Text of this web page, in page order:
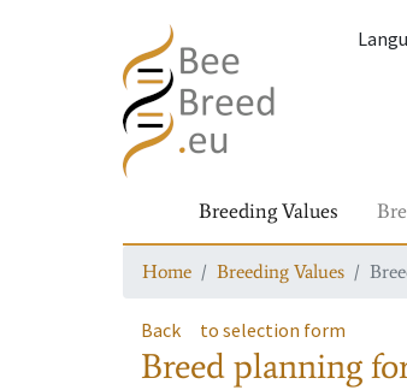
Breeding Values
Home Breeding Values
Back to selection form
Breed planning